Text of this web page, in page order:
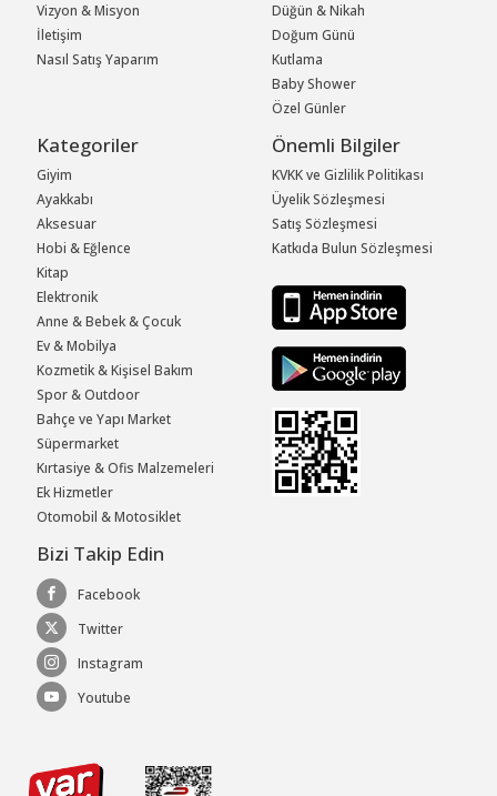
Vizyon & Misyon
İletişim
Nasıl Satış Yaparım
Düğün & Nikah
Doğum Günü
Kutlama
Baby Shower
Özel Günler
Kategoriler
Giyim
Ayakkabı
Aksesuar
Hobi & Eğlence
Kitap
Elektronik
Anne & Bebek & Çocuk
Ev & Mobilya
Kozmetik & Kişisel Bakım
Spor & Outdoor
Bahçe ve Yapı Market
Süpermarket
Kırtasiye & Ofis Malzemeleri
Ek Hizmetler
Otomobil & Motosiklet
Önemli Bilgiler
KVKK ve Gizlilik Politikası
Üyelik Sözleşmesi
Satış Sözleşmesi
Katkıda Bulun Sözleşmesi
Bizi Takip Edin
Facebook
Twitter
Instagram
Youtube